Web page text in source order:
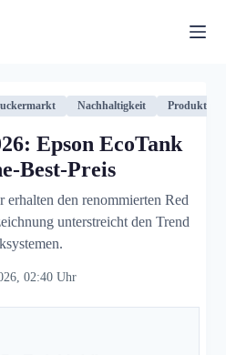
Nachhaltigkeit
Epson EcoTank
Best-Preis
den renommierten Red
unterstreicht den Trend
02:40 Uhr